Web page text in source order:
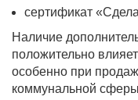
сертификат
Наличие
положительно
особенно при
коммунальной